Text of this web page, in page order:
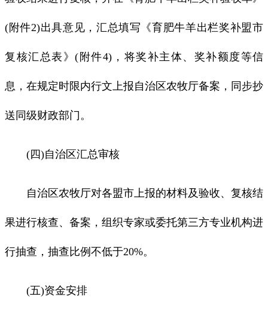
(附件2)出具意见，汇总填写《育肥牛羊出栏奖补盟市
复核汇总表》(附件4)，将奖补主体、奖补额度等信
息，在规定时限内行文上报自治区农牧厅备案，同步抄
送同级财政部门。
(四)自治区汇总审核
自治区农牧厅对各盟市上报的材料及验收、复核结
果进行核查、备案，组织专家或委托第三方专业机构进
行抽查，抽查比例不低于20%。
(五)资金安排